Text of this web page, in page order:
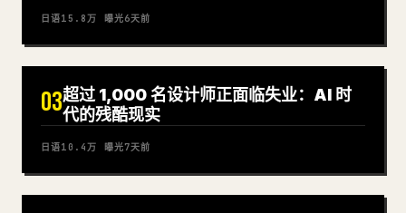
日语15.8万 曝光6天前
03超过 1,000 名设计师正面临失业：AI 时
代的残酷现实
日语10.4万 曝光7天前